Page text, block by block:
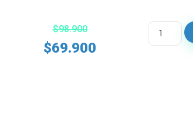
$98.900
$69.900